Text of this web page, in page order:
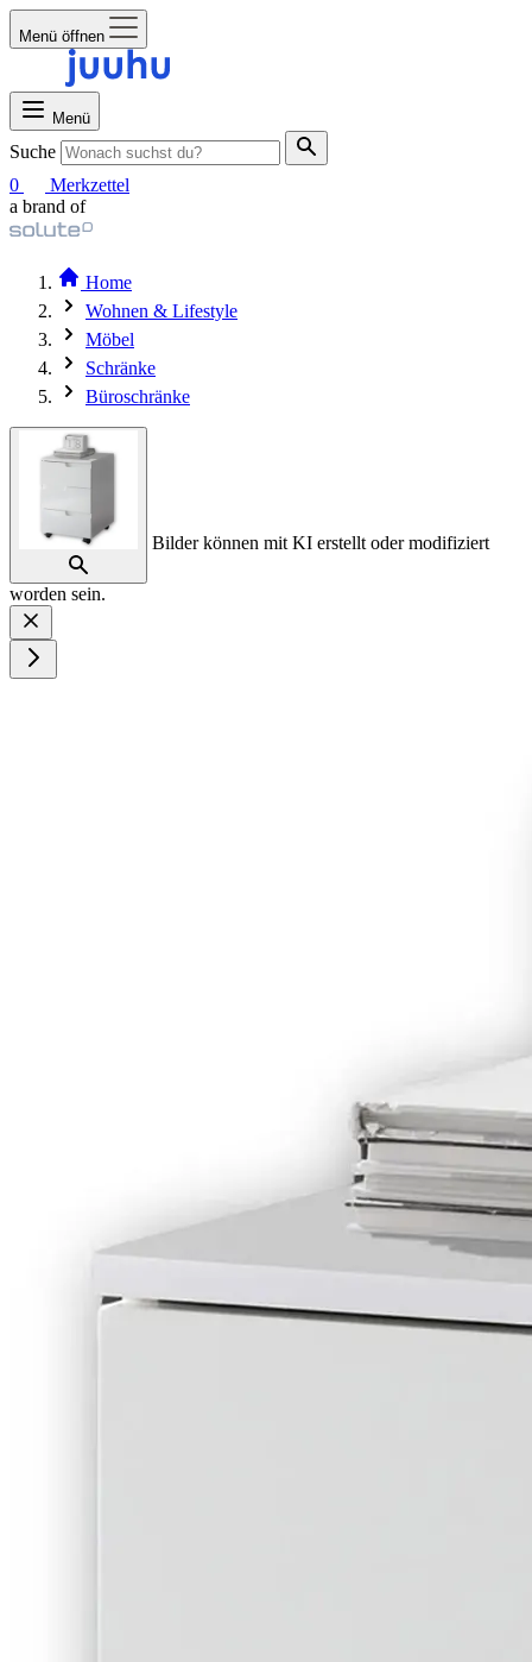
Menü öffnen
Menü
Suche
0
Merkzettel
a brand of
Home
Wohnen & Lifestyle
Möbel
Schränke
Büroschränke
Bilder können mit KI erstellt oder modifiziert
worden sein.